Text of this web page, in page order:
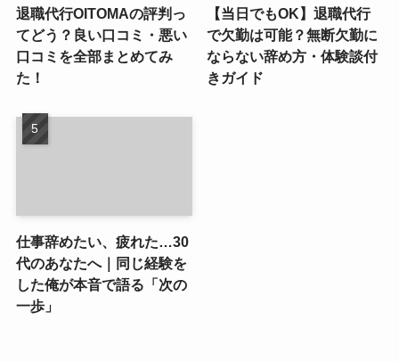
退職代行OITOMAの評判っ
てどう？良い口コミ・悪い
口コミを全部まとめてみ
た！
【当日でもOK】退職代行
で欠勤は可能？無断欠勤に
ならない辞め方・体験談付
きガイド
仕事辞めたい、疲れた…30
代のあなたへ｜同じ経験を
した俺が本音で語る「次の
一歩」